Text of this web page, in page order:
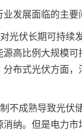
发展面临的主要
伏长期可持续
高比例大规模
布式光伏方面
成熟导致光伏
纳。但是电力